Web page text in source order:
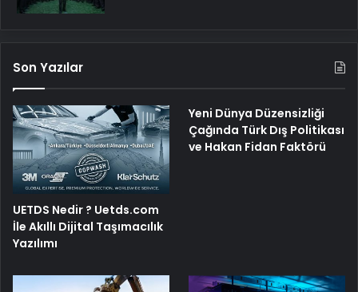
Son Yazılar
UETDS Nedir ? Uetds.com
İle Akıllı Dijital Taşımacılık
Yazılımı
Yeni Dünya Düzensizliği
Çağında Türk Dış Politikası
ve Hakan Fidan Faktörü